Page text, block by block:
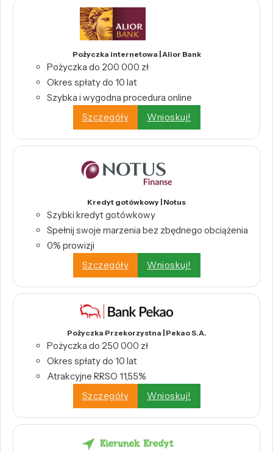
Pożyczka internetowa | Alior Bank
Pożyczka do 200 000 zł
Okres spłaty do 10 lat
Szybka i wygodna procedura online
Szczegóły
Wnioskuj!
Kredyt gotówkowy | Notus
Szybki kredyt gotówkowy
Spełnij swoje marzenia bez zbędnego obciążenia
0% prowizji
Szczegóły
Wnioskuj!
Pożyczka Przekorzystna | Pekao S.A.
Pożyczka do 250 000 zł
Okres spłaty do 10 lat
Atrakcyjne RRSO 11,55%
Szczegóły
Wnioskuj!